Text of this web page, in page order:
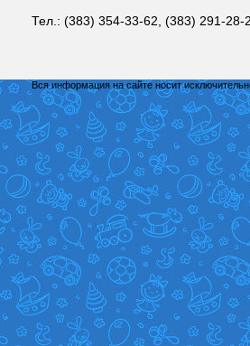
Тел.: (383) 354-33-62, (383) 291-28-
Вся информация на сайте носит